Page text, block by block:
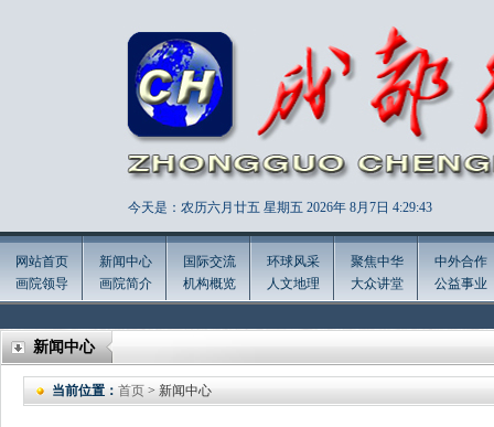
今天是：农历六月廿五 星期五 2026年 8月7日 4:29:43
网站首页
画院领导
新闻中心
画院简介
国际交流
机构概览
环球风采
人文地理
聚焦中华
大众讲堂
中外合作
公益事业
新闻中心
当前位置： 首页 > 新闻中心